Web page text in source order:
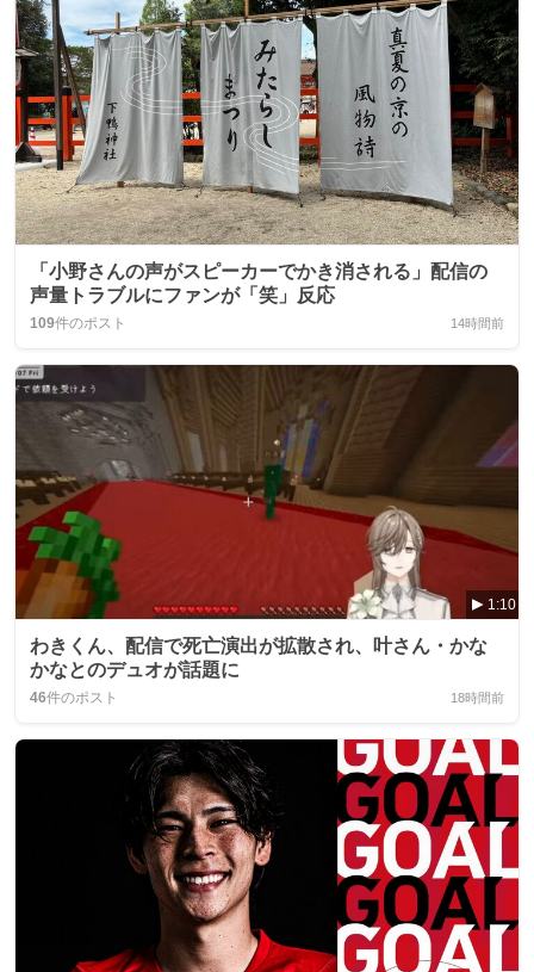
「小野さんの声がスピーカーでかき消される」配信の
声量トラブルにファンが「笑」反応
109件のポスト 14時間前
1:10
わきくん、配信で死亡演出が拡散され、叶さん・かな
かなとのデュオが話題に
46件のポスト 18時間前